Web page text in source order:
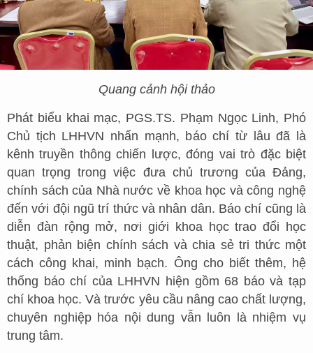
Quang cảnh hội thảo
Phát biểu khai mạc, PGS.TS. Phạm Ngọc Linh, Phó
Chủ tịch LHHVN nhấn mạnh, báo chí từ lâu đã là
kênh truyền thông chiến lược, đóng vai trò đặc biệt
quan trọng trong việc đưa chủ trương của Đảng,
chính sách của Nhà nước về khoa học và công nghệ
đến với đội ngũ trí thức và nhân dân. Báo chí cũng là
diễn đàn rộng mở, nơi giới khoa học trao đổi học
thuật, phản biện chính sách và chia sẻ tri thức một
cách công khai, minh bạch. Ông cho biết thêm, hệ
thống báo chí của LHHVN hiện gồm 68 báo và tạp
chí khoa học. Và trước yêu cầu nâng cao chất lượng,
chuyên nghiệp hóa nội dung vẫn luôn là nhiệm vụ
trung tâm.